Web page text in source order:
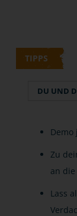
TIPPS
DU UND
Demo
Zu
an
Lass